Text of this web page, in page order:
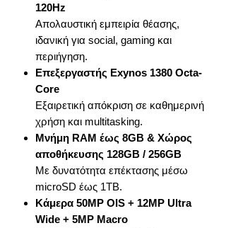
120Hz
Απολαυστική εμπειρία θέασης,
ιδανική για social, gaming και
περιήγηση.
Επεξεργαστής Exynos 1380 Octa-
Core
Εξαιρετική απόκριση σε καθημερινή
χρήση και multitasking.
Μνήμη RAM έως 8GB & Χώρος
αποθήκευσης 128GB / 256GB
Με δυνατότητα επέκτασης μέσω
microSD έως 1TB.
Κάμερα 50MP OIS + 12MP Ultra
Wide + 5MP Macro